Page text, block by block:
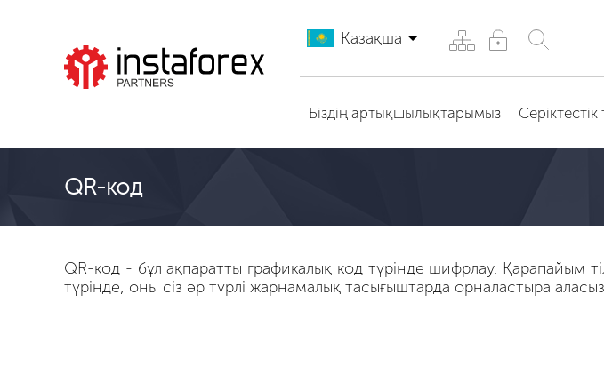
Қазақша
Біздің артықшылықтарымыз Серіктестік
QR-код
QR-код - бұл ақпаратты графикалық код түрінде шифрлау. Қарапайым
түрінде, оны сіз әр түрлі жарнамалық тасығыштарда орналастыра